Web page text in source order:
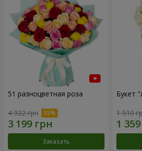
51 разноцветная роза
4 922 грн
Заказать
Букет
1 510